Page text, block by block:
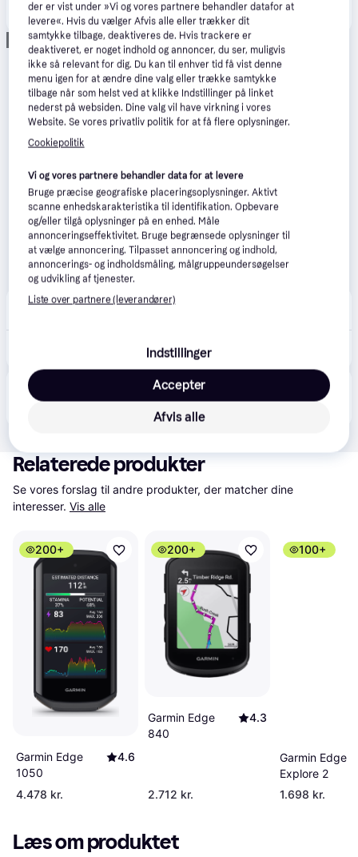
Garmin - Edge® 850 - GPS Cykelcomputer 3.449 kr.
Annonce
Fri BikeShop 5.0(2)
Produktet fås også hos butik, som ikke er betalende
kunde i denne kategori.
Vis alle
Relaterede produkter
Se vores forslag til andre produkter, der matcher dine
interesser. Vis alle
200+
Garmin Edge
1050
4.6
4.478 kr.
200+
Garmin Edge
840
4.3
2.712 kr.
100+
Garmin Edge
Explore 2
1.698 kr.
Læs om produktet
der er vist under »Vi og vores partnere behandler datafor at
levere«. Hvis du vælger Afvis alle eller trækker dit
samtykke tilbage, deaktiveres de. Hvis trackere er
deaktiveret, er noget indhold og annoncer, du ser, muligvis
ikke så relevant for dig. Du kan til enhver tid få vist denne
menu igen for at ændre dine valg eller trække samtykke
tilbage når som helst ved at klikke Indstillinger på linket
nederst på websiden. Dine valg vil have virkning i vores
Website. Se vores privatliv politik for at få flere oplysninger.
Cookiepolitik
Vi og vores partnere behandler data for at levere
Bruge præcise geografiske placeringsoplysninger. Aktivt
scanne enhedskarakteristika til identifikation. Opbevare
og/eller tilgå oplysninger på en enhed. Måle
annonceringseffektivitet. Bruge begrænsede oplysninger til
at vælge annoncering. Tilpasset annoncering og indhold,
annoncerings- og indholdsmåling, målgruppeundersøgelser
og udvikling af tjenester.
Liste over partnere (leverandører)
Indstillinger
Afvis alle
Accepter